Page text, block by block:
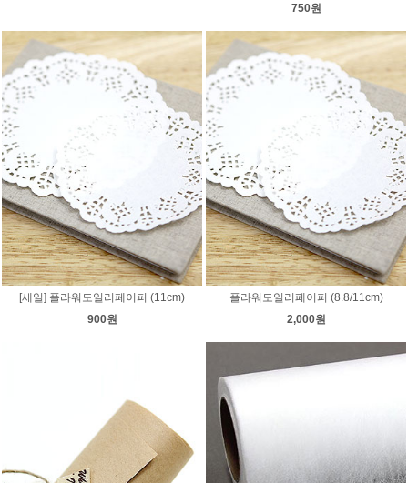
750원
[세일] 플라워도일리페이퍼 (11cm)
900원
플라워도일리페이퍼 (8.8/11cm)
2,000원